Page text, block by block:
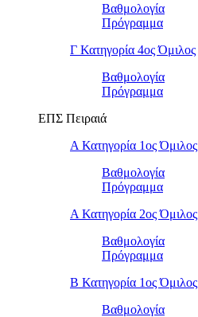
Βαθμολογία
Πρόγραμμα
Γ Κατηγορία 4ος Όμιλος
Βαθμολογία
Πρόγραμμα
ΕΠΣ Πειραιά
Α Κατηγορία 1ος Όμιλος
Βαθμολογία
Πρόγραμμα
Α Κατηγορία 2ος Όμιλος
Βαθμολογία
Πρόγραμμα
Β Κατηγορία 1ος Όμιλος
Βαθμολογία